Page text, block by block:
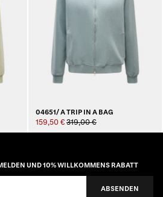
04651/ A TRIP IN A BAG
159,50 € 319,00 €
UND 10% WILLKOMMENS RABATT
ABSENDEN